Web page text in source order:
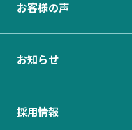
お客様の声
お知らせ
採用情報